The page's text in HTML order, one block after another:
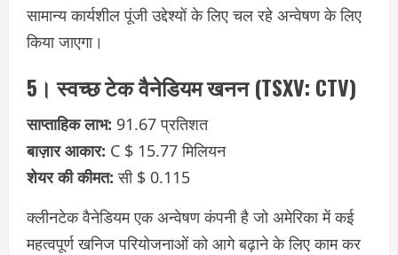
सामान्य कार्यशील पूंजी उद्देश्यों के लिए चल रहे अन्वेषण के लिए
किया जाएगा।
5। स्वच्छ टेक वैनेडियम खनन (TSXV: CTV)
साप्ताहिक लाभ: 91.67 प्रतिशत
बाज़ार आकार: C $ 15.77 मिलियन
शेयर की कीमत:सी $ 0.115
क्लीनटेक वैनेडियम एक अन्वेषण कंपनी है जो अमेरिका में कई
महत्वपूर्ण खनिज परियोजनाओं को आगे बढ़ाने के लिए काम कर